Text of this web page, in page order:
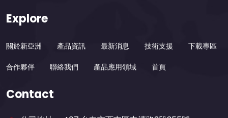
Explore
關於新亞洲 產品資訊 最新消息 技術支援 下載專區
合作夥伴 聯絡我們 產品應用領域 首頁
Contact